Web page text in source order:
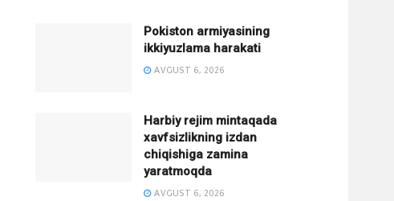
Pokiston armiyasining
ikkiyuzlama harakati
AVGUST 6, 2026
Harbiy rejim mintaqada
xavfsizlikning izdan
chiqishiga zamina
yaratmoqda
AVGUST 6, 2026